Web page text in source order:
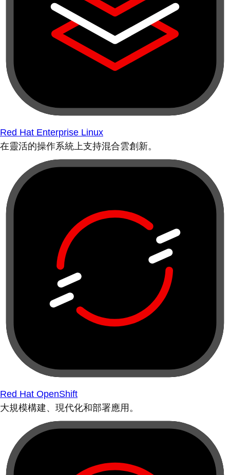
Red Hat Enterprise Linux
在靈活的操作系統上支持混合雲創新。
Red Hat OpenShift
大規模構建、現代化和部署應用。